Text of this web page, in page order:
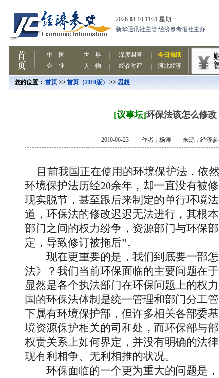
您的位置： 首页 >> 首页（2010版） >> 思想
[议事坛]环保法该怎么修改
2010-06-23 作者：杨涛 来源：经济参
目前我国正在使用的环境保护法，依
环境保护法历经20余年，却一直没有被
现实脱节，甚至跟后来制定的单行环境
道，环保法的修改迟迟无法进行，其根
部门之间的权力纷争，资源部门与环保
定，导致修订被拖后”。
现在更重要的是，我们到底要一部怎
法》？我们当前环保面临的主要问题在
显然是各个执法部门在环保问题上的权
国的环保法体制是统一管理和部门分工
下属有环境保护部，但许多相关各部委
境资源保护相关的司和处，而环保部与
权责关系上如何界定，并没有明确的法
现有利相争、无利相推的状况。
环保面临的一个更为重大的问题是，